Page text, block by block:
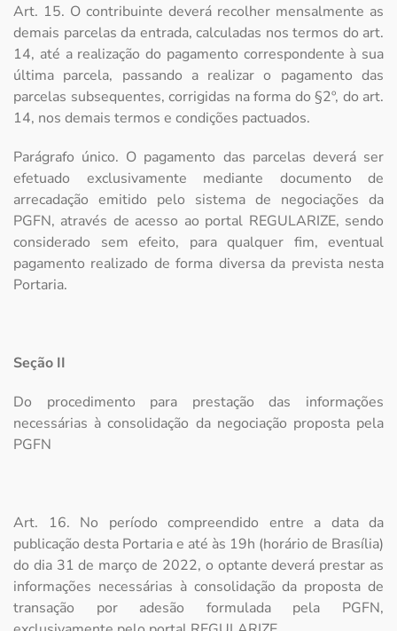
Art. 15. O contribuinte deverá recolher mensalmente as
demais parcelas da entrada, calculadas nos termos do art.
14, até a realização do pagamento correspondente à sua
última parcela, passando a realizar o pagamento das
parcelas subsequentes, corrigidas na forma do §2º, do art.
14, nos demais termos e condições pactuados.
Parágrafo único. O pagamento das parcelas deverá ser
efetuado exclusivamente mediante documento de
arrecadação emitido pelo sistema de negociações da
PGFN, através de acesso ao portal REGULARIZE, sendo
considerado sem efeito, para qualquer fim, eventual
pagamento realizado de forma diversa da prevista nesta
Portaria.
Seção II
Do procedimento para prestação das informações
necessárias à consolidação da negociação proposta pela
PGFN
Art. 16. No período compreendido entre a data da
publicação desta Portaria e até às 19h (horário de Brasília)
do dia 31 de março de 2022, o optante deverá prestar as
informações necessárias à consolidação da proposta de
transação por adesão formulada pela PGFN,